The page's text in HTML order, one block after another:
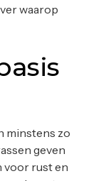
waarop
minstens zo
geven
voor rust en